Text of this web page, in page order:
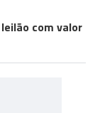
com valor